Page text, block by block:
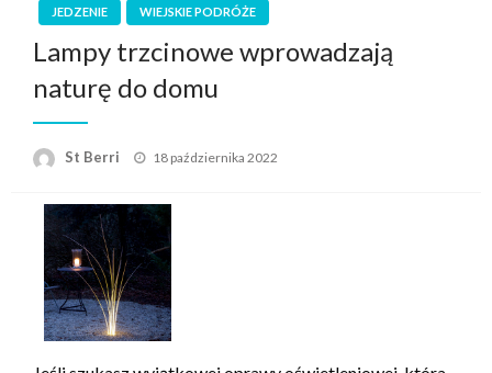
JEDZENIE WIEJSKIE PODRÓŻE
Lampy trzcinowe wprowadzają
naturę do domu
St Berri
Opublikowane
18 października 2022